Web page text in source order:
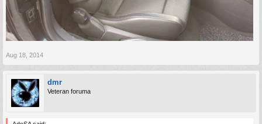
Aug 18, 2014
dmr
Veteran foruma